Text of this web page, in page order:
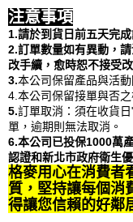
注意事項
1.請於到貨日前五天完成
2.訂單數量如有異動，
改手續，愈時恕不接受改
3.本公司保留產品與活
4.本公司保留接單與否之
5.訂單取消：須在收貨
單，逾期則無法取消。
6.本公司已投保1000萬
認證和新北市政府衛生
格麥用心在消費者
質，堅持讓每個消
得讓您信賴的好鄰